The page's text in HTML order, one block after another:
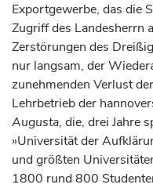
Exportgewerbe, das die
Zugriff des Landesherrn
Zerstörungen des
nur langsam, der
zunehmenden Verlust
Lehrbetrieb der
Augusta, die, drei Jahre
»Universität der
und größten
1800 rund 800